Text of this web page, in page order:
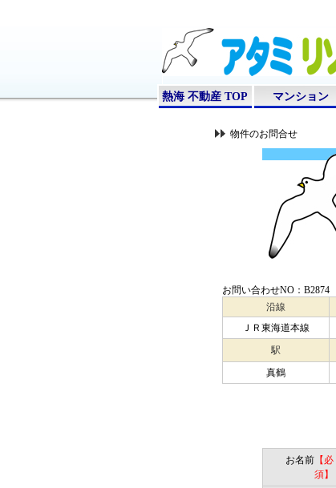
熱海 不動産 TOP マンション
物件のお問合せ
お問い合わせNO：B2874
沿線
ＪＲ東海道本線
駅
真鶴
お名前【必
須】